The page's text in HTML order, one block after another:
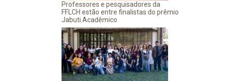
Professores e pesquisadores da
FFLCH estão entre finalistas do prêmio
Jabuti Acadêmico